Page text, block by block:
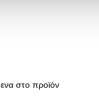
στο προϊόν